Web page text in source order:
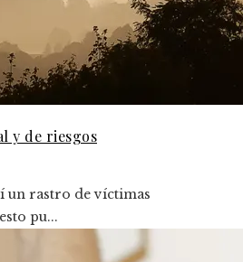
y de riesgos
un rastro de víctimas
pu...